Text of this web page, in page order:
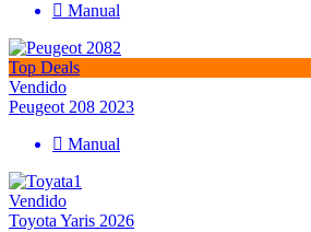
Manual
Top Deals
Vendido
Peugeot 208 2023
Manual
Vendido
Toyota Yaris 2026